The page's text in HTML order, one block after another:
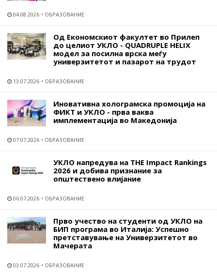
04.08.2026 ОБРАЗОВАНИЕ
Од Економскиот факултет во Прилеп
до целиот УКЛО - QUADRUPLE HELIX
модел за посилна врска меѓу
универзитетот и пазарот на трудот
13.07.2026 ОБРАЗОВАНИЕ
Иновативна холограмска промоција на
ФИКТ и УКЛО - прва ваква
имплементација во Македонија
07.07.2026 ОБРАЗОВАНИЕ
УКЛО напредува на THE Impact Rankings
2026 и добива признание за
општествено влијание
06.07.2026 ОБРАЗОВАНИЕ
Прво учество на студенти од УКЛО на
БИП програма во Италија: Успешно
претставување на Универзитетот во
Мачерата
03.07.2026 ОБРАЗОВАНИЕ